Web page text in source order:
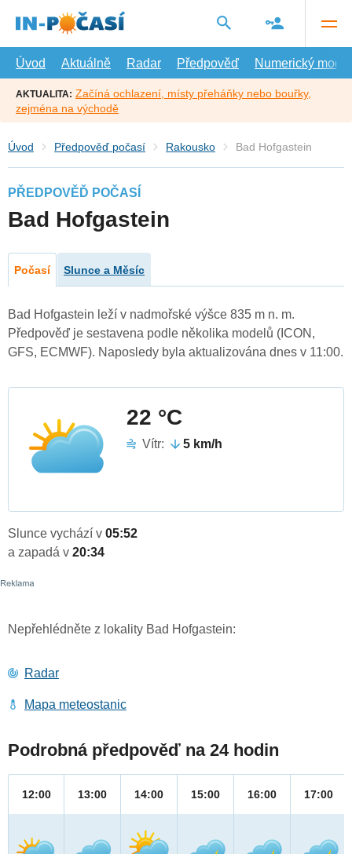
hlavní
Úvod
Aktuálně Radar Předpověď Numerický model
AKTUALITA: Začíná ochlazení, místy přeháňky nebo bouřky,
zejména na východě
Úvod Předpověď počasí Rakousko Bad Hofgastein
PŘEDPOVĚĎ POČASÍ
Bad Hofgastein
Počasí Slunce a Měsíc
Bad Hofgastein leží v nadmořské výšce 835 m n. m.
Předpověď je sestavena podle několika modelů (ICON,
GFS, ECMWF). Naposledy byla aktualizována dnes v 11:00.
22 °C
Vítr: 5 km/h
Slunce vychází v 05:52
a zapadá v 20:34
Nepřehlédněte z lokality Bad Hofgastein:
Radar
Mapa meteostanic
Podrobná předpověď na 24 hodin
12:00 13:00 14:00 15:00 16:00 17:00